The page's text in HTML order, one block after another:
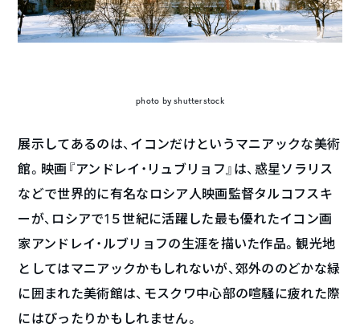
photo by shutterstock
展示してあるのは、イコンだけというマニアックな美術
館。映画『アンドレイ・リュブリョフ』は、惑星ソラリス
などで世界的に有名なロシア人映画監督タルコフスキ
ーが、ロシアで1５世紀に活躍した最も優れたイコン画
家アンドレイ・ルブリョフの生涯を描いた作品。観光地
としてはマニアックかもしれないが、郊外ののどかな緑
に囲まれた美術館は、モスクワ中心部の喧騒に疲れた際
にはぴったりかもしれません。